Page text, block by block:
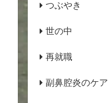
つぶやき
世の中
再就職
副鼻腔炎のケア